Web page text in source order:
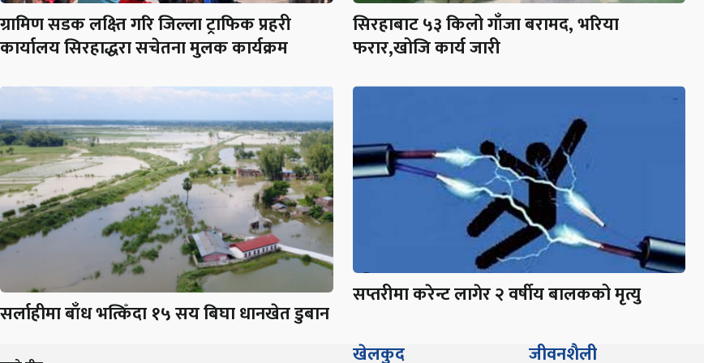
ग्रामिण सडक लक्ष्ति गरि जिल्ला ट्राफिक प्रहरी
कार्यालय सिरहाद्धरा सचेतना मुलक कार्यक्रम
सिरहाबाट ५३ किलो गाँजा बरामद, भरिया
फरार,खोजि कार्य जारी
सर्लाहीमा बाँध भत्किँदा १५ सय बिघा धानखेत डुबान
सप्तरीमा करेन्ट लागेर २ वर्षीय बालकको मृत्यु
खेलकुद जीवनशैली